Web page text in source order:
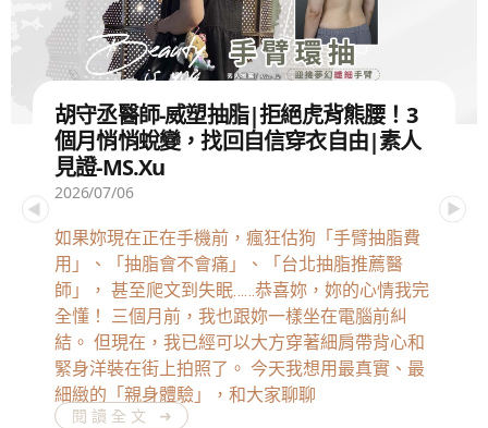
胡守丞醫師-威塑抽脂|拒絕虎背熊腰！3
個月悄悄蛻變，找回自信穿衣自由|素人
見證-MS.Xu
2026/07/06
如果妳現在正在手機前，瘋狂估狗「手臂抽脂費
用」、「抽脂會不會痛」、「台北抽脂推薦醫
師」， 甚至爬文到失眠……恭喜妳，妳的心情我完
全懂！ 三個月前，我也跟妳一樣坐在電腦前糾
結。 但現在，我已經可以大方穿著細肩帶背心和
緊身洋裝在街上拍照了。 今天我想用最真實、最
細緻的「親身體驗」，和大家聊聊
閱讀全文 ➜